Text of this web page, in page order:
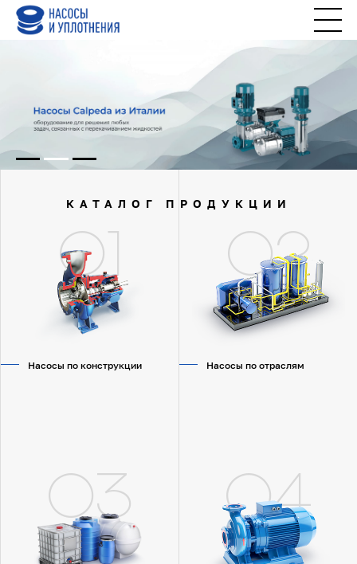
КАТАЛОГ ПРОДУКЦИИ
01
Насосы по конструкции
02
Насосы по отраслям
03 04